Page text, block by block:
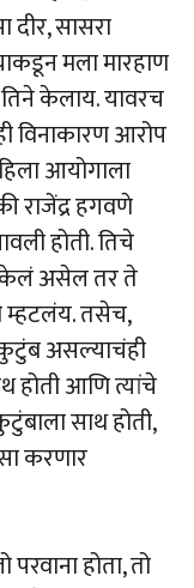
सासरा
मला मारहाण
केलाय. यावरच
विनाकारण आरोप
आयोगाला
राजेंद्र हगवणे
होती. तिचे
केलं असेल तर ते
म्हटलंय. तसेच,
असल्याचंही
होती आणि त्यांचे
साथ होती,
करणार
होता, तो